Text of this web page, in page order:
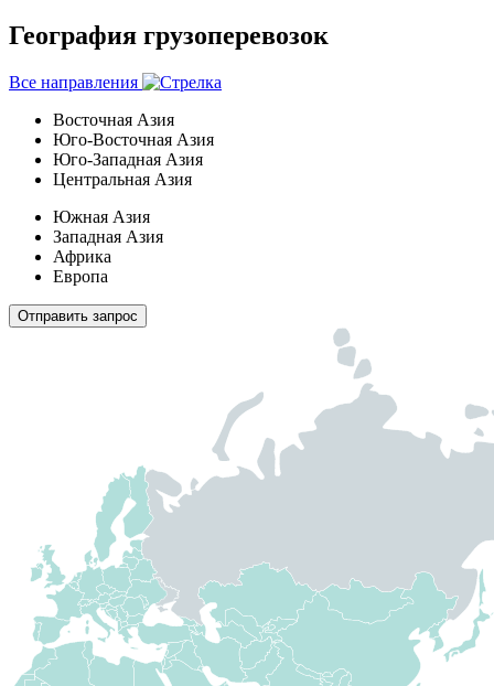
География грузоперевозок
Все направления
Восточная Азия
Юго-Восточная Азия
Юго-Западная Азия
Центральная Азия
Южная Азия
Западная Азия
Африка
Европа
Отправить запрос